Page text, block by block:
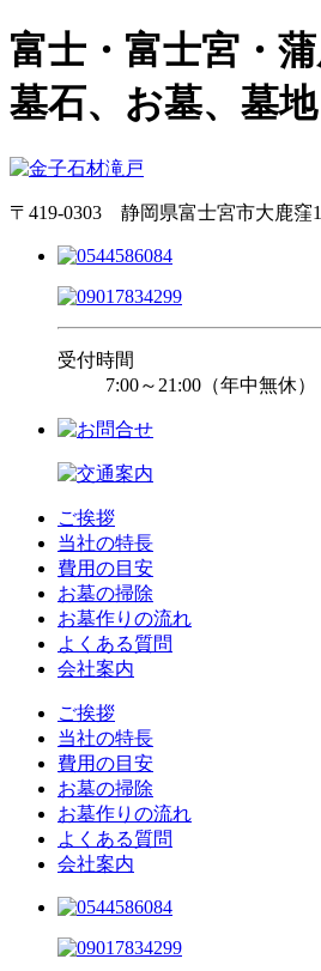
富士・富士宮・
墓石、お墓、墓地
〒419-0303 静岡県富士宮市大鹿窪
受付時間
7:00～21:00（年中無休）
ご挨拶
当社の特長
費用の目安
お墓の掃除
お墓作りの流れ
よくある質問
会社案内
ご挨拶
当社の特長
費用の目安
お墓の掃除
お墓作りの流れ
よくある質問
会社案内